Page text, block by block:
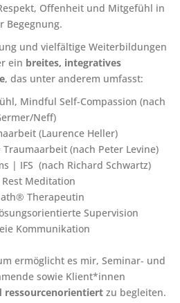
Offenheit und Mitgefühl in
Begegnung.
und vielfältige Weiterbildungen
ein breites, integratives
, das unter anderem umfasst:
Mindful Self-Compassion (nach
Neff)
(Laurence Heller)
(nach Peter Levine)
| IFS (nach Richard Schwartz)
Rest Meditation
Therapeutin
Supervision
Kommunikation
ermöglicht es mir, Seminar‑ und
sowie Klient*innen
ressourcenorientiertzu begleiten.